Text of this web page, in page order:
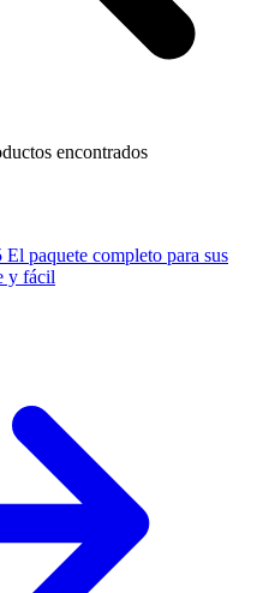
encontrados
El paquete completo para sus
y fácil